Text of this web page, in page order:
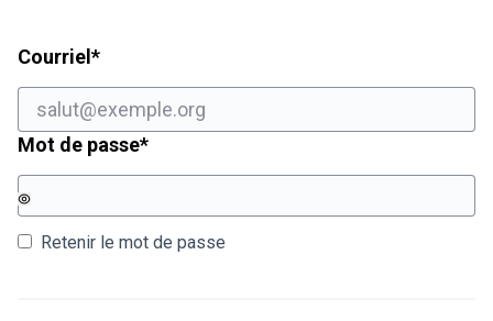
Courriel *Champ obligatoire
Mot de passe*Champ obligatoire
Retenir le mot de passe